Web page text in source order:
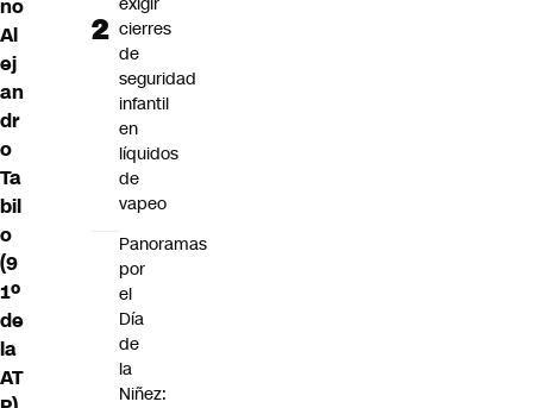
no
Al
ej
an
dr
o
Ta
bil
o
(9
1º
de
la
AT
cierres
de
seguridad
infantil
en
líquidos
de
vapeo
Panoramas
por
el
Día
de
la
Niñez: